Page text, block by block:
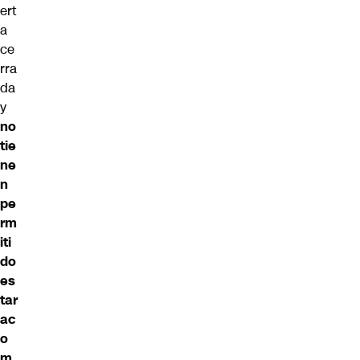
ert
a
ce
rra
da
y
no
tie
ne
n
pe
rm
iti
do
es
tar
ac
o